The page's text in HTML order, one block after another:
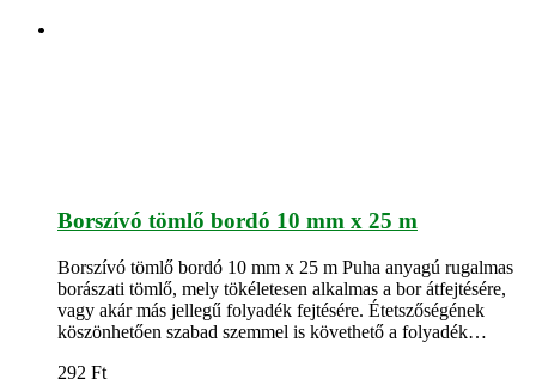
Borszívó tömlő bordó 10 mm x 25 m
Borszívó tömlő bordó 10 mm x 25 m Puha anyagú rugalmas
borászati tömlő, mely tökéletesen alkalmas a bor átfejtésére,
vagy akár más jellegű folyadék fejtésére. Étetszőségének
köszönhetően szabad szemmel is követhető a folyadék…
292 Ft